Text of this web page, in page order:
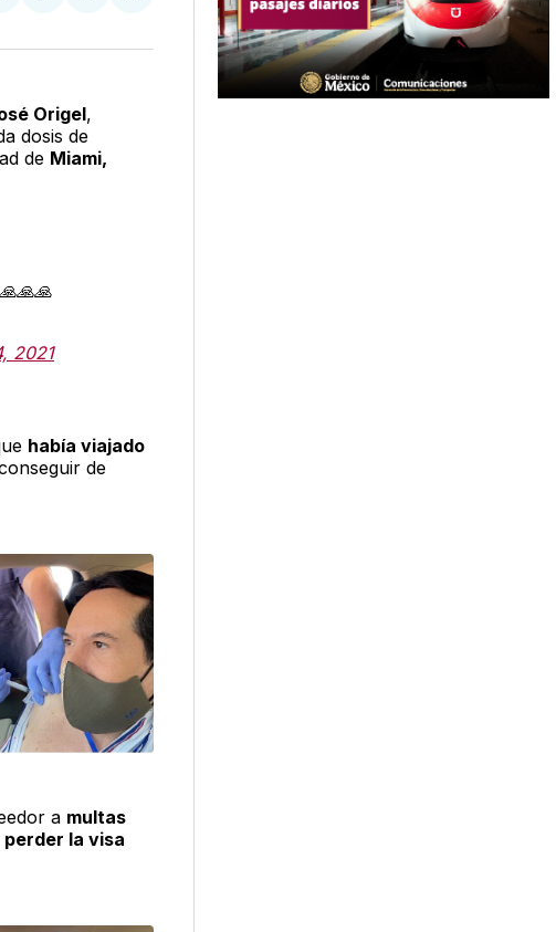
Facebook
LinkedIn
Email
Origel,
dosis de
de Miami,
2021
había viajado
de
a multas
la visa